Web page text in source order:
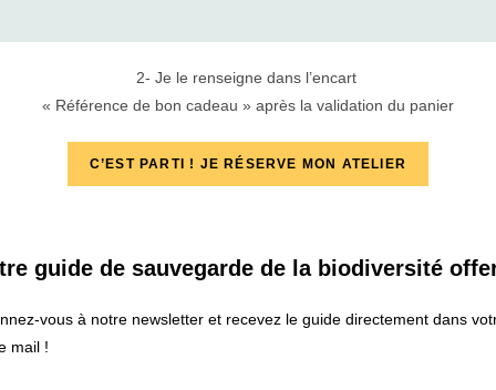
2- Je le renseigne dans l’encart
« Référence de bon cadeau » après la validation du panier
C’EST PARTI ! JE RÉSERVE MON ATELIER
guide de sauvegarde de la biodiversité
vous à notre newsletter et recevez le guide directement dans
mail !